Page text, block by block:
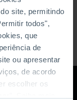
site, permitindo
todos",
que
de
ou apresentar
de acordo
escolher os